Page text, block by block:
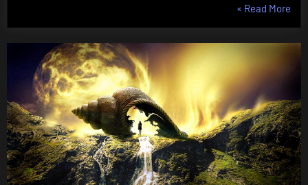
Read More “روان
راه”
»